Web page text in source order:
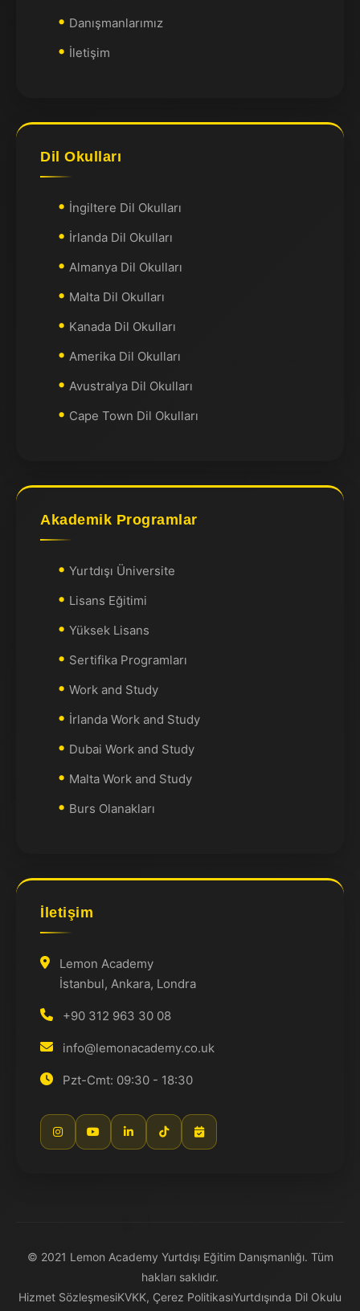
Danışmanlarımız
İletişim
Dil Okulları
İngiltere Dil Okulları
İrlanda Dil Okulları
Almanya Dil Okulları
Malta Dil Okulları
Kanada Dil Okulları
Amerika Dil Okulları
Avustralya Dil Okulları
Cape Town Dil Okulları
Akademik Programlar
Yurtdışı Üniversite
Lisans Eğitimi
Yüksek Lisans
Sertifika Programları
Work and Study
İrlanda Work and Study
Dubai Work and Study
Malta Work and Study
Burs Olanakları
İletişim
Lemon Academy
İstanbul, Ankara, Londra
+90 312 963 30 08
info@lemonacademy.co.uk
Pzt-Cmt: 09:30 - 18:30
© 2021 Lemon Academy Yurtdışı Eğitim Danışmanlığı. Tüm
hakları saklıdır.
Hizmet SözleşmesiKVKK, Çerez PolitikasıYurtdışında Dil Okulu